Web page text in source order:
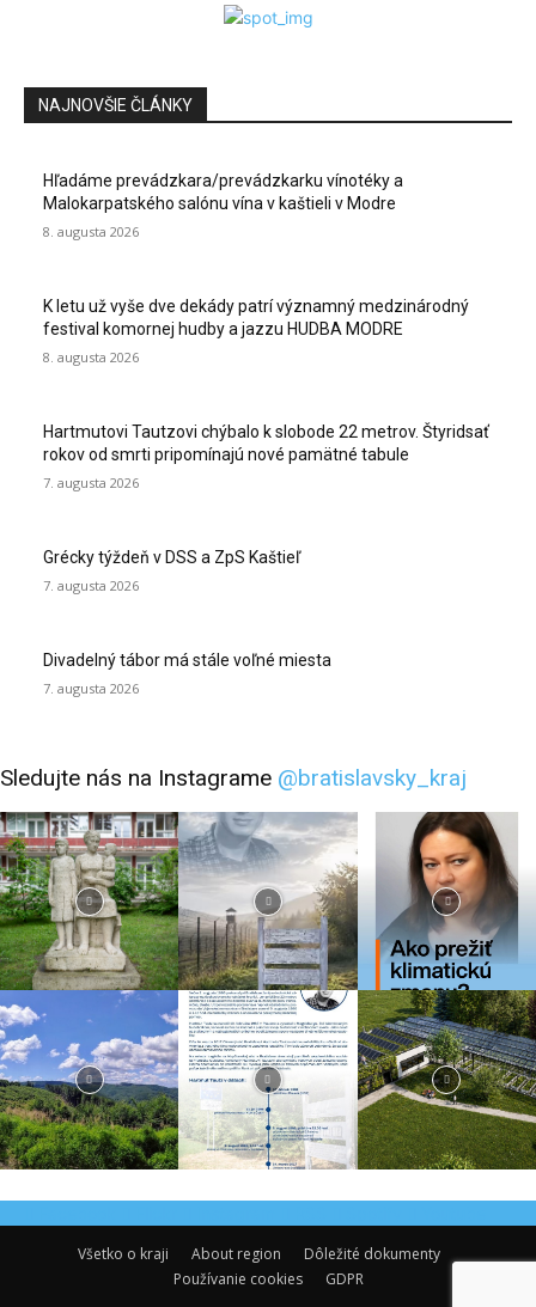
NAJNOVŠIE ČLÁNKY
Hľadáme prevádzkara/prevádzkarku vínotéky a
Malokarpatského salónu vína v kaštieli v Modre
8. augusta 2026
K letu už vyše dve dekády patrí významný medzinárodný
festival komornej hudby a jazzu HUDBA MODRE
8. augusta 2026
Hartmutovi Tautzovi chýbalo k slobode 22 metrov. Štyridsať
rokov od smrti pripomínajú nové pamätné tabule
7. augusta 2026
Grécky týždeň v DSS a ZpS Kaštieľ
7. augusta 2026
Divadelný tábor má stále voľné miesta
7. augusta 2026
Sledujte nás na Instagrame @bratislavsky_kraj
Všetko o kraji
About region
Dôležité dokumenty
Používanie cookies
GDPR